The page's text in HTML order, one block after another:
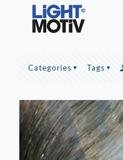
Categories Tags